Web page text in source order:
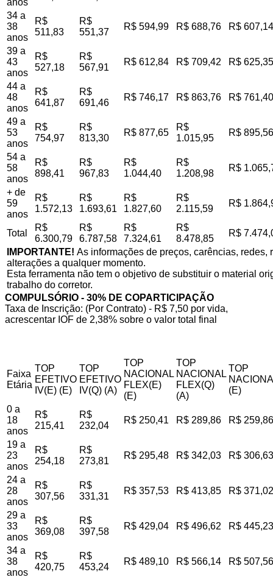
anos
34 a
38
anos
R$
511,83
R$
551,37
R$ 594,99 R$ 688,76 R$ 607,14
39 a
43
anos
R$
527,18
R$
567,91
R$ 612,84 R$ 709,42 R$ 625,35
44 a
48
anos
R$
641,87
R$
691,46
R$ 746,17 R$ 863,76 R$ 761,40
49 a
53
anos
R$
754,97
R$
813,30
R$ 877,65
R$
1.015,95
R$ 895,56
54 a
58
anos
R$
898,41
R$
967,83
R$
1.044,40
R$
1.208,98
R$
+ de
59
anos
R$
1.572,13
R$
1.693,61
R$
1.827,60
R$
2.115,59
R$
Total
R$
6.300,79
R$
6.787,58
R$
7.324,61
R$
8.478,85
R$
IMPORTANTE! As informações de preços, carências,
alterações a qualquer momento.
Esta ferramenta não tem o objetivo de substituir o material
trabalho do corretor.
COMPULSÓRIO - 30% DE COPARTICIPAÇÃO
Taxa de Inscrição: (Por Contrato) - R$ 7,50 por vida,
acrescentar IOF de 2,38% sobre o valor total final
Faixa
Etária
TOP
EFETIVO
IV(E) (E)
TOP
EFETIVO
IV(Q) (A)
TOP
NACIONAL
FLEX(E)
(E)
TOP
NACIONAL
FLEX(Q)
(A)
TOP
(E)
0 a
18
anos
R$
215,41
R$
232,04
R$ 250,41 R$ 289,86 R$ 259,86
19 a
23
anos
R$
254,18
R$
273,81
R$ 295,48 R$ 342,03 R$ 306,63
24 a
28
anos
R$
307,56
R$
331,31
R$ 357,53 R$ 413,85 R$ 371,02
29 a
33
anos
R$
369,08
R$
397,58
R$ 429,04 R$ 496,62 R$ 445,23
34 a
38
anos
R$
420,75
R$
453,24
R$ 489,10 R$ 566,14 R$ 507,56